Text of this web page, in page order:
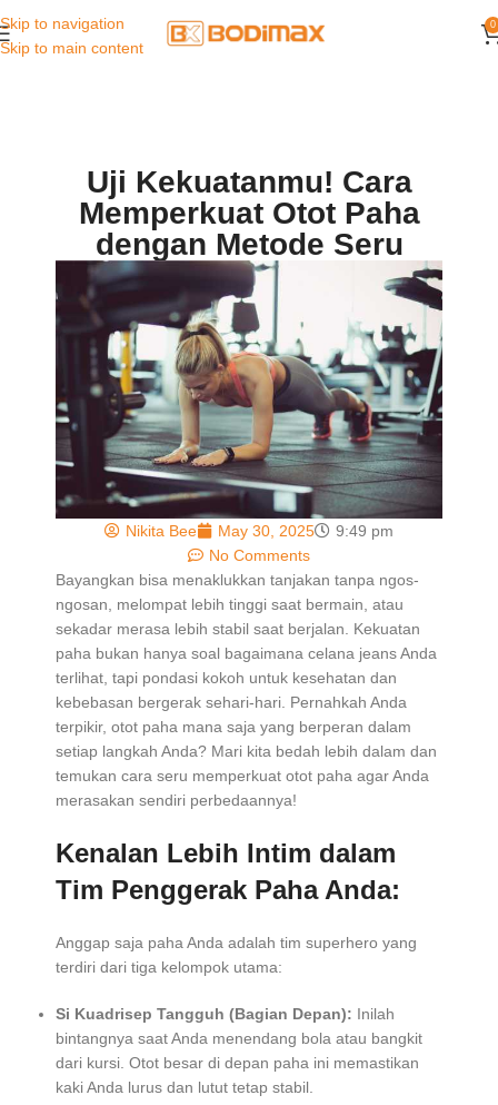
Skip to navigation
Skip to main content
0
Uji Kekuatanmu! Cara
Memperkuat Otot Paha
dengan Metode Seru
Nikita Bee May 30, 2025
9:49 pm
No Comments
Bayangkan bisa menaklukkan tanjakan tanpa ngos-
ngosan, melompat lebih tinggi saat bermain, atau
sekadar merasa lebih stabil saat berjalan. Kekuatan
paha bukan hanya soal bagaimana celana jeans Anda
terlihat, tapi pondasi kokoh untuk kesehatan dan
kebebasan bergerak sehari-hari. Pernahkah Anda
terpikir, otot paha mana saja yang berperan dalam
setiap langkah Anda? Mari kita bedah lebih dalam dan
temukan cara seru memperkuat otot paha agar Anda
merasakan sendiri perbedaannya!
Kenalan Lebih Intim dalam
Tim Penggerak Paha Anda:
Anggap saja paha Anda adalah tim superhero yang
terdiri dari tiga kelompok utama:
Si Kuadrisep Tangguh (Bagian Depan): Inilah
bintangnya saat Anda menendang bola atau bangkit
dari kursi. Otot besar di depan paha ini memastikan
kaki Anda lurus dan lutut tetap stabil.